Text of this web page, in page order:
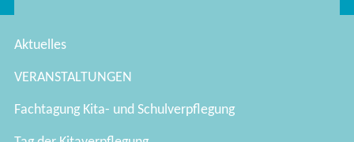
Aktuelles
VERANSTALTUNGEN
Fachtagung Kita- und Schulverpflegung